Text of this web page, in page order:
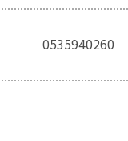
0535940260